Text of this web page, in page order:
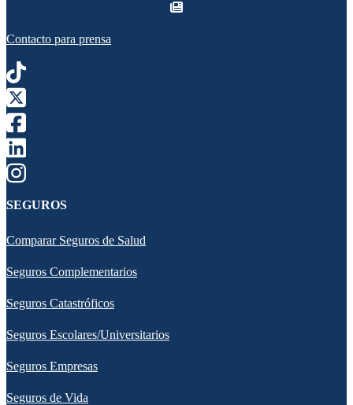
Contacto para prensa
SEGUROS
Comparar Seguros de Salud
Seguros Complementarios
Seguros Catastróficos
Seguros Escolares/Universitarios
Seguros Empresas
Seguros de Vida